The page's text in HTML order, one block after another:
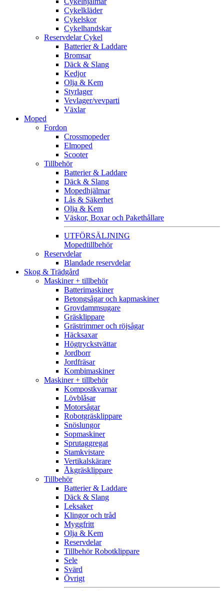
Cykelkläder
Cykelskor
Cykelhandskar
Reservdelar Cykel
Batterier & Laddare
Bromsar
Däck & Slang
Kedjor
Olja & Kem
Styrlager
Vevlager/vevparti
Växlar
Moped
Fordon
Crossmopeder
Elmoped
Scooter
Tillbehör
Batterier & Laddare
Däck & Slang
Mopedhjälmar
Lås & Säkerhet
Olja & Kem
Väskor, Boxar och Pakethållare
UTFÖRSÄLJNING
Mopedtillbehör
Reservdelar
Blandade reservdelar
Skog & Trädgård
Maskiner + tillbehör
Batterimaskiner
Betongsågar och kapmaskiner
Grovdammsugare
Gräsklippare
Grästrimmer och röjsågar
Häcksaxar
Högtryckstvättar
Jordborr
Jordfräsar
Kombimaskiner
Maskiner + tillbehör
Kompostkvarnar
Lövblåsar
Motorsågar
Robotgräsklippare
Snöslungor
Sopmaskiner
Sprutaggregat
Stamkvistare
Vertikalskärare
Åkgräsklippare
Tillbehör
Batterier & Laddare
Däck & Slang
Leksaker
Klingor och tråd
Myggfritt
Olja & Kem
Reservdelar
Tillbehör Robotklippare
Sele
Svärd
Övrigt